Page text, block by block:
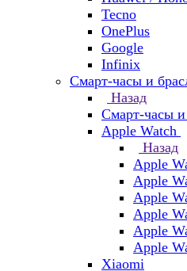
Tecno
OnePlus
Google
Infinix
Смарт-часы и
Назад
Смарт-часы
Apple Watch
Назад
Apple
Apple
Apple
Apple
Apple
Apple
Xiaomi